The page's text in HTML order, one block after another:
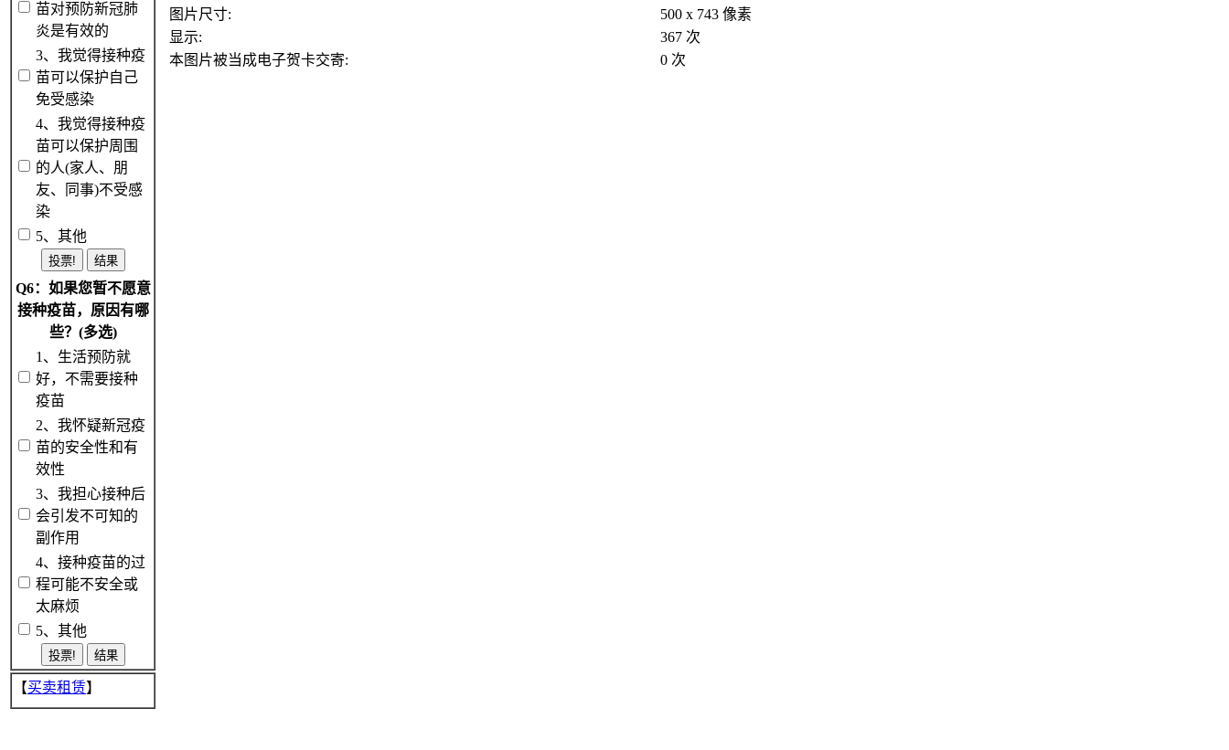
苗对预防新冠肺
炎是有效的
3、我觉得接种疫
苗可以保护自己
免受感染
4、我觉得接种疫
苗可以保护周围
的人(家人、朋
友、同事)不受感
染
5、其他
Q6：如果您暂不愿意
接种疫苗，原因有哪
些？(多选)
1、生活预防就
好，不需要接种
疫苗
2、我怀疑新冠疫
苗的安全性和有
效性
3、我担心接种后
会引发不可知的
副作用
4、接种疫苗的过
程可能不安全或
太麻烦
5、其他
【买卖租赁】
图片尺寸:
500 x 743 像素
显示:
367 次
本图片被当成电子贺卡交寄:
0 次